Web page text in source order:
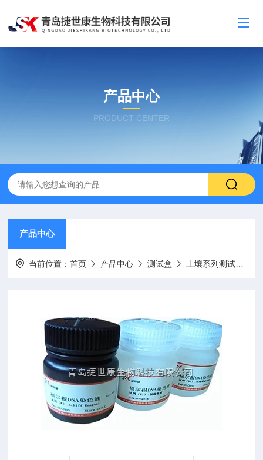
产品中心
PRODUCT CENTER
产品中心
当前位置：首页 产品中心 测试盒 土壤系列测试盒